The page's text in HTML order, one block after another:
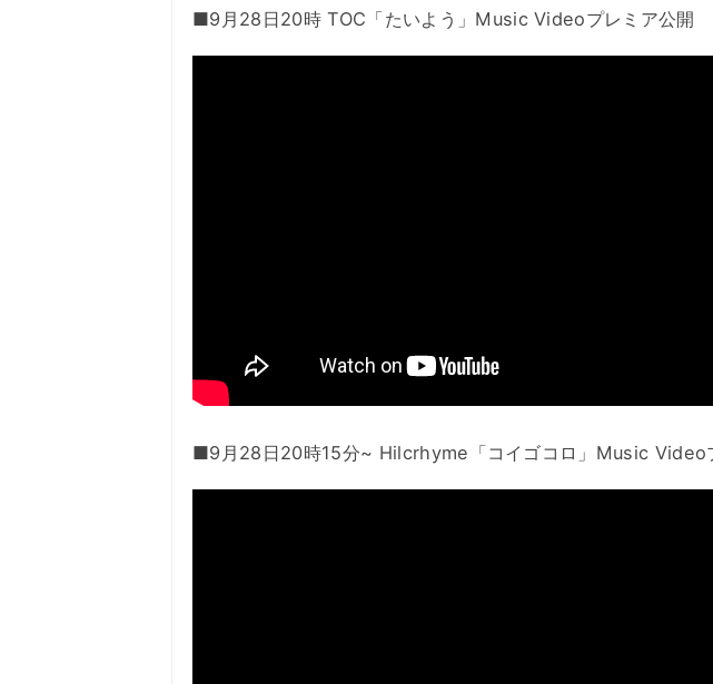
■9月28日20時 TOC「たいよう」Music Videoプレミア公開
■9月28日20時15分~ Hilcrhyme「コイゴコロ」Music Video